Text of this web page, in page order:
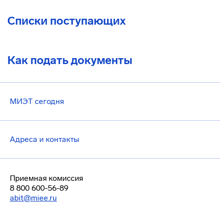
Списки поступающих
Как подать документы
МИЭТ сегодня
Адреса и контакты
Приемная комиссия
8 800 600-56-89
abit@miee.ru